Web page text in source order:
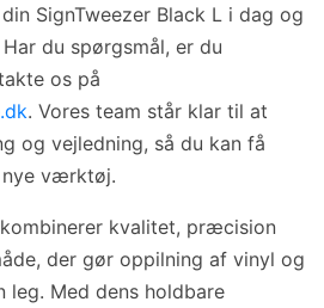
SignTweezer Black L i dag og
du spørgsmål, er du
os på
. Vores team står klar til at
og vejledning, så du kan få
værktøj.
kvalitet, præcision
der gør oppilning af vinyl og
leg. Med dens holdbare